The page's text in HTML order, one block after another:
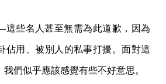
些名人甚至無需為此道歉，因為
佔用、被別人的私事打擾。面對這
們似乎應該感覺有些不好意思。